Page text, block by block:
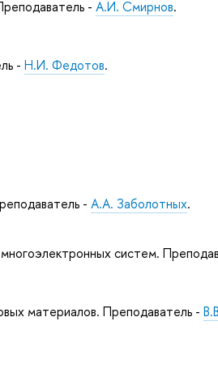
- А.И. Смирнов.
- Н.И. Федотов.
- А.А. Заболотных.
систем.
материалов. Преподаватель -